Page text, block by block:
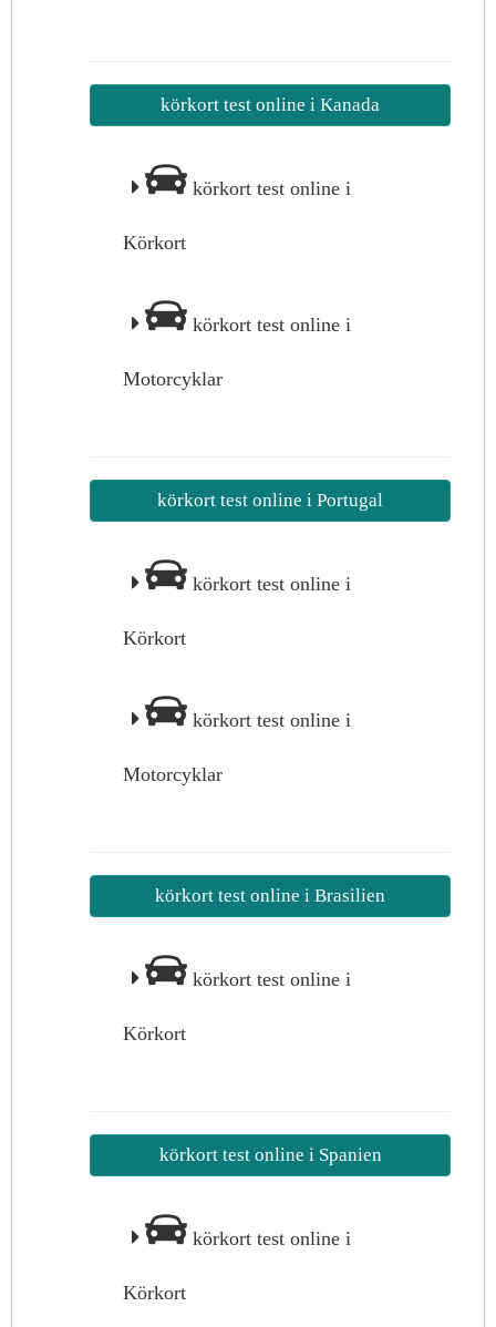
körkort test online i Kanada
körkort test online i
Körkort
körkort test online i
Motorcyklar
körkort test online i Portugal
körkort test online i
Körkort
körkort test online i
Motorcyklar
körkort test online i Brasilien
körkort test online i
Körkort
körkort test online i Spanien
körkort test online i
Körkort